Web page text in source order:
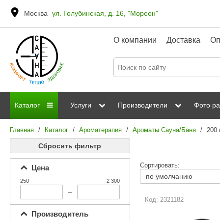
Москва ул. Голубинская, д. 16, "Мореон"
О компании Доставка
Каталог
Дровяные печи
Электрические печи
Услуги
Сауны
ИК сауны
Производители
Grandis
Kastor Sawo
Steam and Water
Фото
Главная / Каталог / Ароматерапия / Ароматы Сауна/Баня / 200
Сбросить фильтр
Цена
250
–
2 300
Производитель
Сортировать:
Код: 2321182